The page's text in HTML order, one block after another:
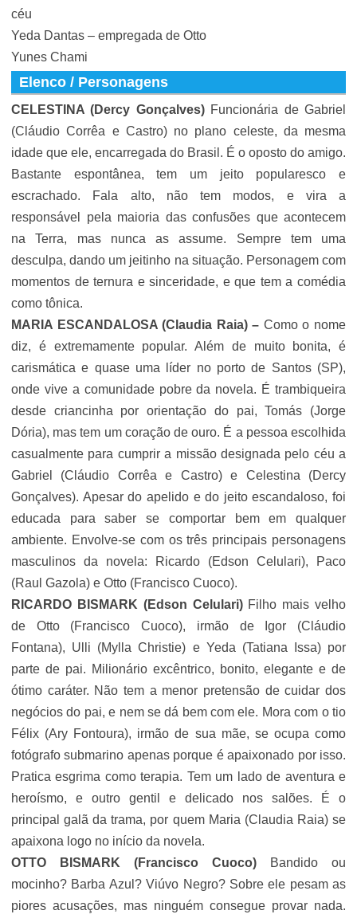
céu
Yeda Dantas – empregada de Otto
Yunes Chami
Elenco / Personagens
CELESTINA (Dercy Gonçalves) Funcionária de Gabriel
(Cláudio Corrêa e Castro) no plano celeste, da mesma
idade que ele, encarregada do Brasil. É o oposto do amigo.
Bastante espontânea, tem um jeito popularesco e
escrachado. Fala alto, não tem modos, e vira a
responsável pela maioria das confusões que acontecem
na Terra, mas nunca as assume. Sempre tem uma
desculpa, dando um jeitinho na situação. Personagem com
momentos de ternura e sinceridade, e que tem a comédia
como tônica.
MARIA ESCANDALOSA (Claudia Raia) – Como o nome
diz, é extremamente popular. Além de muito bonita, é
carismática e quase uma líder no porto de Santos (SP),
onde vive a comunidade pobre da novela. É trambiqueira
desde criancinha por orientação do pai, Tomás (Jorge
Dória), mas tem um coração de ouro. É a pessoa escolhida
casualmente para cumprir a missão designada pelo céu a
Gabriel (Cláudio Corrêa e Castro) e Celestina (Dercy
Gonçalves). Apesar do apelido e do jeito escandaloso, foi
educada para saber se comportar bem em qualquer
ambiente. Envolve-se com os três principais personagens
masculinos da novela: Ricardo (Edson Celulari), Paco
(Raul Gazola) e Otto (Francisco Cuoco).
RICARDO BISMARK (Edson Celulari)Filho mais velho
de Otto (Francisco Cuoco), irmão de Igor (Cláudio
Fontana), Ulli (Mylla Christie) e Yeda (Tatiana Issa) por
parte de pai. Milionário excêntrico, bonito, elegante e de
ótimo caráter. Não tem a menor pretensão de cuidar dos
negócios do pai, e nem se dá bem com ele. Mora com o tio
Félix (Ary Fontoura), irmão de sua mãe, se ocupa como
fotógrafo submarino apenas porque é apaixonado por isso.
Pratica esgrima como terapia. Tem um lado de aventura e
heroísmo, e outro gentil e delicado nos salões. É o
principal galã da trama, por quem Maria (Claudia Raia) se
apaixona logo no início da novela.
OTTO BISMARK (Francisco Cuoco)
Bandido ou
mocinho? Barba Azul? Viúvo Negro? Sobre ele pesam as
piores acusações, mas ninguém consegue provar nada.